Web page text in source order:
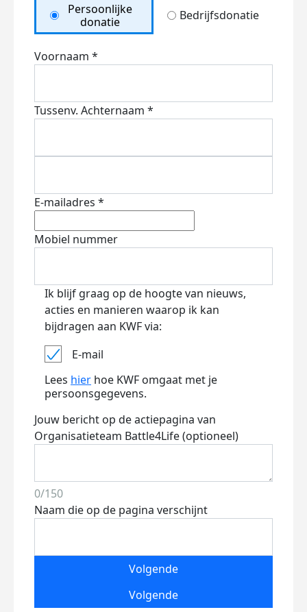
Persoonlijke
donatie
Bedrijfsdonatie
Voornaam *
Tussenv. Achternaam *
E-mailadres *
Mobiel nummer
Ik blijf graag op de hoogte van nieuws,
acties en manieren waarop ik kan
bijdragen aan KWF via:
E-mail
Lees hier hoe KWF omgaat met je
persoonsgegevens.
Jouw bericht op de actiepagina van
Organisatieteam Battle4Life (optioneel)
0/150
Naam die op de pagina verschijnt
Volgende
Volgende